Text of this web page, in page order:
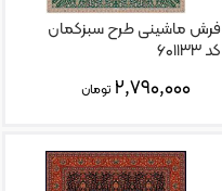
فرش ماشینی طرح سبزکمان
کد ۶۰۱۱۳۳
۲,۷۹۰,۰۰۰ تومان